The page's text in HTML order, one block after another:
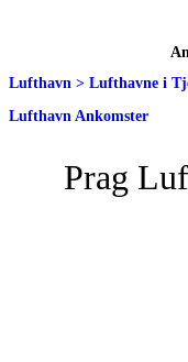
Lufthavn > Lufthavne i
Lufthavn Ankomster
Prag